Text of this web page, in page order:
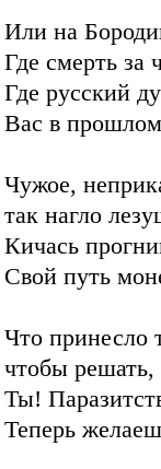
Или на
Где смерть за
Где русский
Вас в
Чужое,
так нагло
Кичась
Свой путь
Что принесло
чтобы решать,
Ты!
Теперь